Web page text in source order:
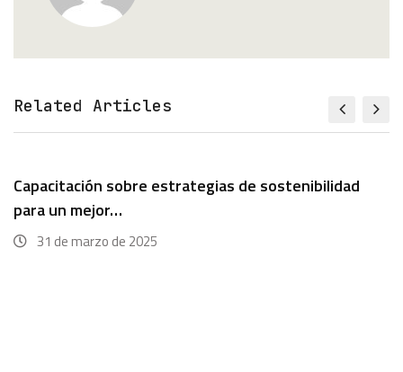
Related Articles
Capacitación sobre estrategias de sostenibilidad
para un mejor…
31 de marzo de 2025